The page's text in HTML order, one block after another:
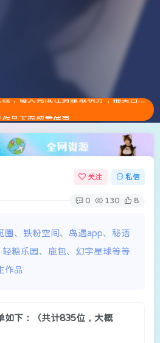
关注 私信
0 130 8
圈、铁粉空间、岛遇app、秘语
糖乐园、鹿包、幻宇星球等等
作品
如下：（共计835位，大概